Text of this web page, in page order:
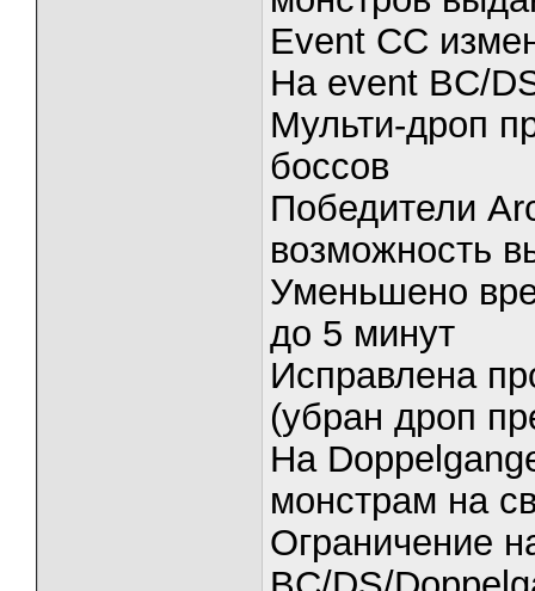
Event CC
На event BC/
Мульти-дроп
боссов
Победители
возможность
Уменьшено
до 5 минут
Исправлена
(убран дроп
На
монстрам на
Ограничение